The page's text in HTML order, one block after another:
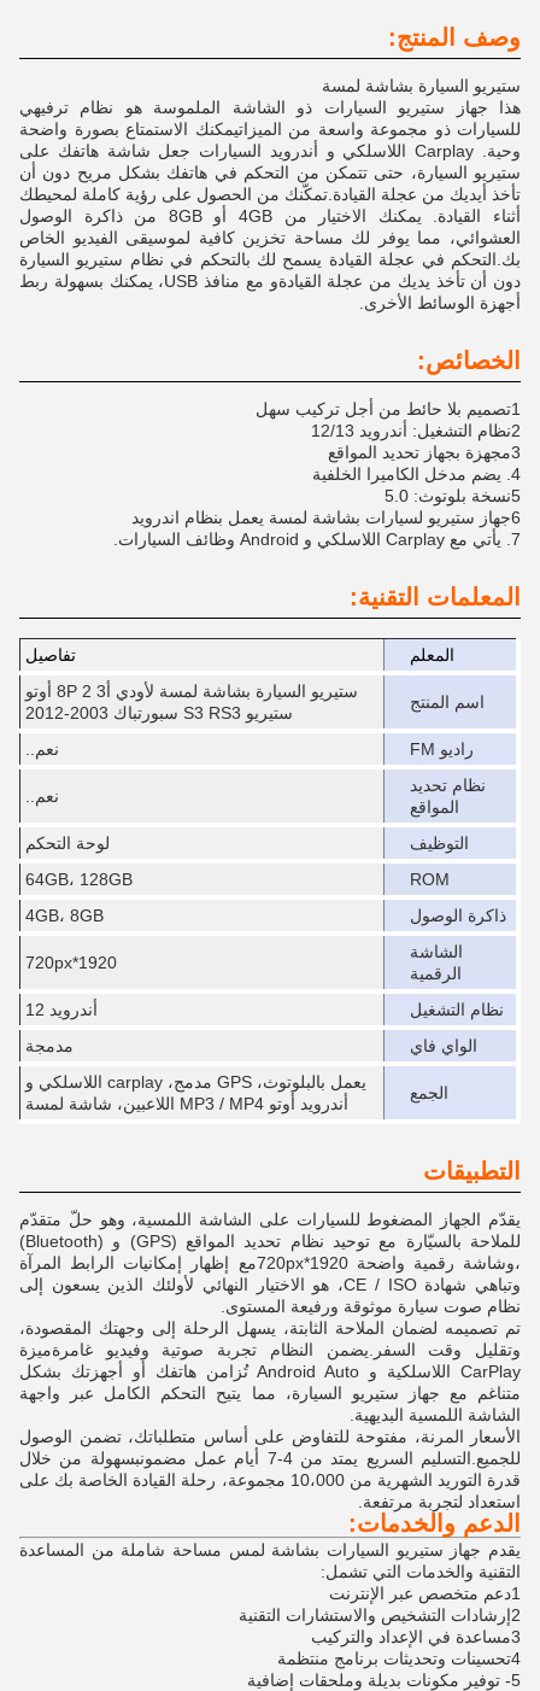
وصف المنتج:
ستيريو السيارة بشاشة لمسة
هذا جهاز ستيريو السيارات ذو الشاشة الملموسة هو نظام ترفيهي
للسيارات ذو مجموعة واسعة من الميزاتيمكنك الاستمتاع بصورة واضحة
وحية. Carplay اللاسلكي و أندرويد السيارات جعل شاشة هاتفك على
ستيريو السيارة، حتى تتمكن من التحكم في هاتفك بشكل مريح دون أن
تأخذ أيديك من عجلة القيادة.تمكّنك من الحصول على رؤية كاملة لمحيطك
أثناء القيادة. يمكنك الاختيار من 4GB أو 8GB من ذاكرة الوصول
العشوائي، مما يوفر لك مساحة تخزين كافية لموسيقى الفيديو الخاص
بك.التحكم في عجلة القيادة يسمح لك بالتحكم في نظام ستيريو السيارة
دون أن تأخذ يديك من عجلة القيادةو مع منافذ USB، يمكنك بسهولة ربط
أجهزة الوسائط الأخرى.
الخصائص:
1تصميم بلا حائط من أجل تركيب سهل
2نظام التشغيل: أندرويد 12/13
3مجهزة بجهاز تحديد المواقع
4. يضم مدخل الكاميرا الخلفية
5نسخة بلوتوث: 5.0
6جهاز ستيريو لسيارات بشاشة لمسة يعمل بنظام اندرويد
7. يأتي مع Carplay اللاسلكي و Android وظائف السيارات.
المعلمات التقنية:
المعلم تفاصيل
اسم المنتج
ستيريو السيارة بشاشة لمسة لأودي أ3 2 8P أوتو
ستيريو S3 RS3 سبورتباك 2003-2012
راديو FM
نعم..
نظام تحديد
المواقع
نعم..
التوظيف
لوحة التحكم
ROM
64GB، 128GB
ذاكرة الوصول
4GB، 8GB
الشاشة
الرقمية
1920*720px
نظام التشغيل
أندرويد 12
الواي فاي
مدمجة
الجمع
يعمل بالبلوتوث، GPS مدمج، carplay اللاسلكي و
أندرويد أوتو MP3 / MP4 اللاعبين، شاشة لمسة
التطبيقات
يقدّم الجهاز المضغوط للسيارات على الشاشة اللمسية، وهو حلّ متقدّم
للملاحة بالسيّارة مع توحيد نظام تحديد المواقع (GPS) و (Bluetooth)
،وشاشة رقمية واضحة 1920*720pxمع إظهار إمكانيات الرابط المرآة
وتباهي شهادة CE / ISO، هو الاختيار النهائي لأولئك الذين يسعون إلى
نظام صوت سيارة موثوقة ورفيعة المستوى.
تم تصميمه لضمان الملاحة الثابتة، يسهل الرحلة إلى وجهتك المقصودة،
وتقليل وقت السفر.يضمن النظام تجربة صوتية وفيديو غامرةميزة
CarPlay اللاسلكية و Android Auto تُزامن هاتفك أو أجهزتك بشكل
متناغم مع جهاز ستيريو السيارة، مما يتيح التحكم الكامل عبر واجهة
الشاشة اللمسية البديهية.
الأسعار المرنة، مفتوحة للتفاوض على أساس متطلباتك، تضمن الوصول
للجميع.التسليم السريع يمتد من 4-7 أيام عمل مضمونبسهولة من خلال
قدرة التوريد الشهرية من 10،000 مجموعة، رحلة القيادة الخاصة بك على
استعداد لتجربة مرتفعة.
الدعم والخدمات:
يقدم جهاز ستيريو السيارات بشاشة لمس مساحة شاملة من المساعدة
التقنية والخدمات التي تشمل:
1دعم متخصص عبر الإنترنت
2إرشادات التشخيص والاستشارات التقنية
3مساعدة في الإعداد والتركيب
4تحسينات وتحديثات برنامج منتظمة
5- توفير مكونات بديلة وملحقات إضافية